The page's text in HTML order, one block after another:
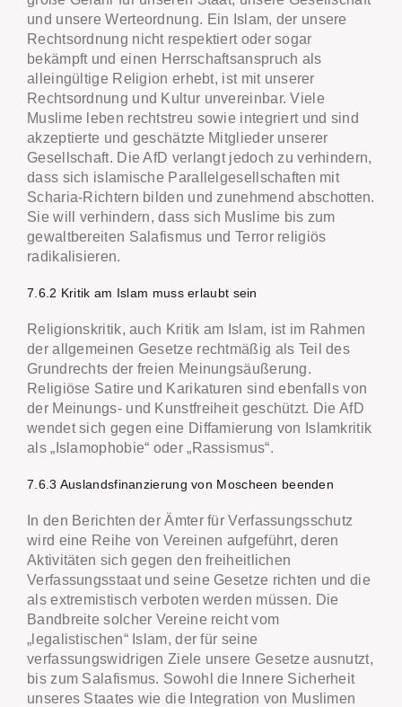
und unsere Werteordnung. Ein Islam, der unsere
Rechtsordnung nicht respektiert oder sogar
bekämpft und einen Herrschaftsanspruch als
alleingültige Religion erhebt, ist mit unserer
Rechtsordnung und Kultur unvereinbar. Viele
Muslime leben rechtstreu sowie integriert und sind
akzeptierte und geschätzte Mitglieder unserer
Gesellschaft. Die AfD verlangt jedoch zu verhindern,
dass sich islamische Parallelgesellschaften mit
Scharia-Richtern bilden und zunehmend abschotten.
Sie will verhindern, dass sich Muslime bis zum
gewaltbereiten Salafismus und Terror religiös
radikalisieren.
7.6.2 Kritik am Islam muss erlaubt sein
Religionskritik, auch Kritik am Islam, ist im Rahmen
der allgemeinen Gesetze rechtmäßig als Teil des
Grundrechts der freien Meinungsäußerung.
Religiöse Satire und Karikaturen sind ebenfalls von
der Meinungs- und Kunstfreiheit geschützt. Die AfD
wendet sich gegen eine Diffamierung von Islamkritik
als „Islamophobie“ oder „Rassismus“.
7.6.3 Auslandsfinanzierung von Moscheen beenden
In den Berichten der Ämter für Verfassungsschutz
wird eine Reihe von Vereinen aufgeführt, deren
Aktivitäten sich gegen den freiheitlichen
Verfassungsstaat und seine Gesetze richten und die
als extremistisch verboten werden müssen. Die
Bandbreite solcher Vereine reicht vom
„legalistischen“ Islam, der für seine
verfassungswidrigen Ziele unsere Gesetze ausnutzt,
bis zum Salafismus. Sowohl die Innere Sicherheit
unseres Staates wie die Integration von Muslimen